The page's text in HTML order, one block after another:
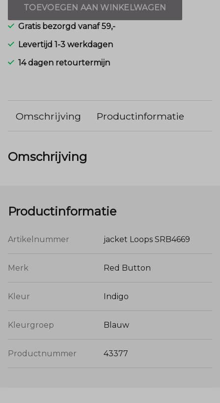
TOEVOEGEN AAN WINKELWAGEN
Gratis bezorgd vanaf 59,-
Levertijd 1-3 werkdagen
14 dagen retourtermijn
Omschrijving Productinformatie
Omschrijving
Productinformatie
Artikelnummer jacket Loops SRB4669
Merk Red Button
Kleur Indigo
Kleurgroep Blauw
Productnummer 43377